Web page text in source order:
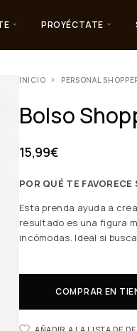
PROYÉCTATE
INICIO PERSONAL
Bolso
15,99€
POR QUÉ TE
Esta prenda ayuda a
resultado es una figura
incómodas. Ideal si
COMPRAR EN